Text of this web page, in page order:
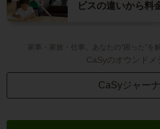
ビスの違いから料
家事・家族・仕事。あなたの“困った”を
CaSyのオウンドメ
CaSyジャー